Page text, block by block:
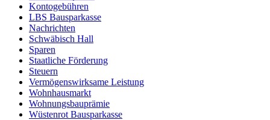
Kontogebühren
LBS Bausparkasse
Nachrichten
Schwäbisch Hall
Sparen
Staatliche Förderung
Steuern
Vermögenswirksame Leistung
Wohnhausmarkt
Wohnungsbauprämie
Wüstenrot Bausparkasse